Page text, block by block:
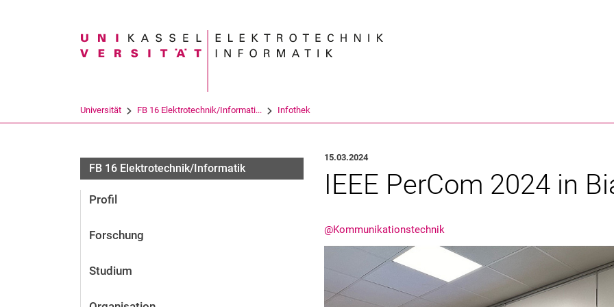
Suchbegriff
Universität FB 16 Elektrotechnik/Informati... Infothek
FB 16 Elektrotechnik/Informatik
Profil
Forschung
Studium
15.03.2024
IEEE PerCom 2024 in
@Kommunikationstechnik